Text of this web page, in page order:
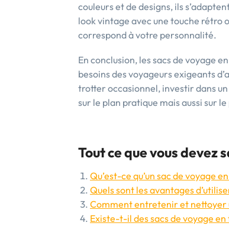
couleurs et de designs, ils
look vintage avec une touche rétro
correspond à votre personnalité.
En conclusion, les sacs de voyage
besoins des voyageurs exigeants
trotter occasionnel, investir dans
sur le plan pratique mais aussi sur
Tout ce que vous devez
Qu’est-ce qu’un sac de voyage
Quels sont les avantages
Comment entretenir et nettoyer
Existe-t-il des sacs de voyage